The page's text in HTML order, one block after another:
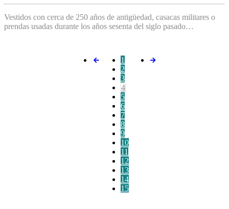
Vestidos con cerca de 250 años de antigüedad, casacas militares o
prendas usadas durante los años sesenta del siglo pasado…
1
2
3
4
5
6
7
8
9
10
11
12
13
14
15